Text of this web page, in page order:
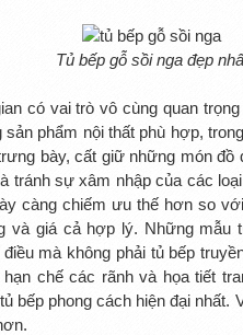
Tủ bếp gỗ sồi nga đẹp
có vai trò vô cùng quan
phẩm nội thất phù hợp,
bày, cất giữ những món
tránh sự xâm nhập của các
càng chiếm ưu thế hơn so
và giá cả hợp lý. Những mẫu
mà không phải tủ bếp
chế các rãnh và họa tiết
bếp phong cách hiện đại nhất.